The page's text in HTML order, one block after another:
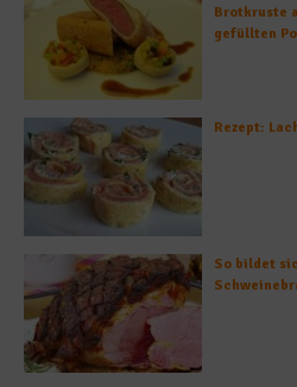
Brotkruste
gefüllten
Rezept:
So bildet